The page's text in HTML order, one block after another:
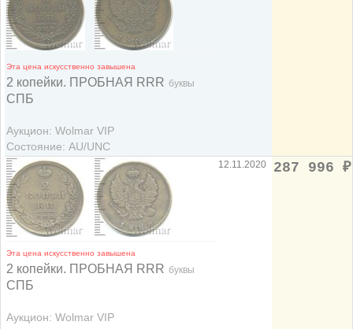
Эта цена искусственно завышена
2 копейки. ПРОБНАЯ RRR буквы
СПБ
Аукцион: Wolmar VIP
Состояние: AU/UNC
Эта цена искусственно завышена
2 копейки. ПРОБНАЯ RRR буквы
СПБ
Аукцион: Wolmar VIP
12.11.2020 287 996 ₽